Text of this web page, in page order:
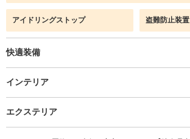
アイドリングストップ 盗難防止装置
快適装備
インテリア
エクステリア